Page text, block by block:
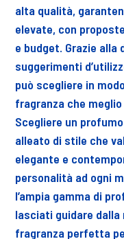
alta qualità,
elevate, con
e budget. Grazie
suggerimenti
può scegliere in
fragranza che
Scegliere un
alleato di stile che
elegante e
personalità ad ogni
l’ampia gamma di
lasciati guidare
fragranza perfetta